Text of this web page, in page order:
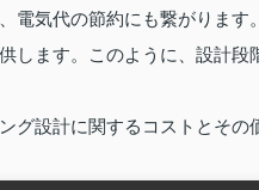
電気代の節約にも繋がりま
します。このように、設計
グ設計に関するコストとその